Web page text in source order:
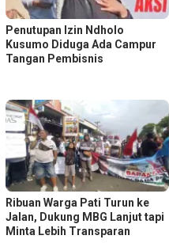
Penutupan Izin Ndholo
Kusumo Diduga Ada Campur
Tangan Pembisnis
Ribuan Warga Pati Turun ke
Jalan, Dukung MBG Lanjut tapi
Minta Lebih Transparan